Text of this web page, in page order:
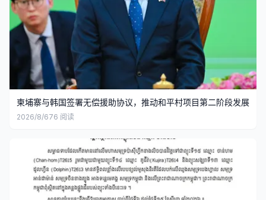
柬埔寨与韩国签署无偿援助协议，推动和平村项目第二阶段发展
2026/8/676 阅读